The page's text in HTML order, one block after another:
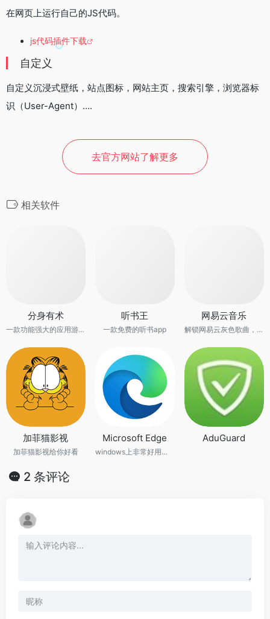
在网页上运行自己的JS代码。
js代码插件下载
自定义
自定义沉浸式壁纸，站点图标，网站主页，搜索引擎，浏览器标
识（User-Agent）….
去官方网站了解更多
相关软件
分身有术
一款功能强大的应用游戏多开软件
听书王
一款免费的听书app
网易云音乐
解锁网易云灰色歌曲，支持vip歌曲下载
加菲猫影视
加菲猫影视给你好看
Microsoft Edge
windows上非常好用的无广告浏览器
AduGuard
2 条评论